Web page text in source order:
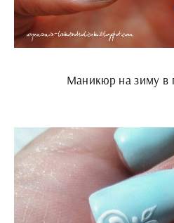
Маникюр на зиму в